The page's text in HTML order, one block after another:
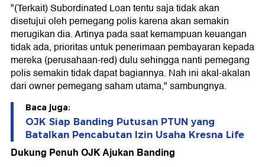
"(Terkait) Subordinated Loan tentu saja tidak akan
disetujui oleh pemegang polis karena akan semakin
merugikan dia. Artinya pada saat kemampuan keuangan
tidak ada, prioritas untuk penerimaan pembayaran kepada
mereka (perusahaan-red) dulu sehingga nanti pemegang
polis semakin tidak dapat bagiannya. Nah ini akal-akalan
dari owner pemegang saham utama," sambungnya.
Baca juga:
OJK Siap Banding Putusan PTUN yang
Batalkan Pencabutan Izin Usaha Kresna Life
Dukung Penuh OJK Ajukan Banding